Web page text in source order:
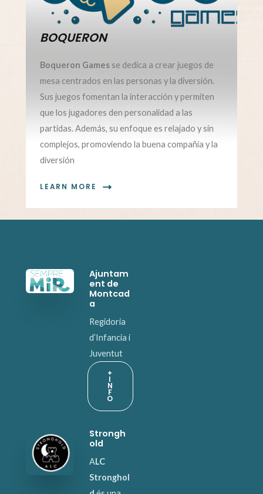
BOQUERON
Boqueron Games se dedica a crear juegos de
mesa centrados en las personas y la diversión.
Sus juegos fomentan la interacción y permiten
que los jugadores den personalidad a las
partidas. Además, su enfoque es relajado y sin
complejos, promoviendo la buena compañía y la
diversión
LEARN MORE
Ajuntam
ent de
Montcad
a
Regidoria
d’Infancia i
Juventut
+
I
N
F
O
Strongh
old
ALC
Stronghol